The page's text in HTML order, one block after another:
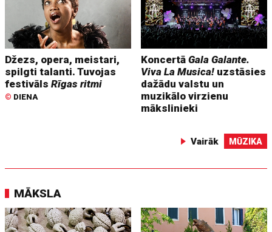
Džezs, opera, meistari,
spilgti talanti. Tuvojas
festivālsRīgas ritmi
© DIENA
KoncertāGala Galante.
Viva La Musica! uzstāsies
dažādu valstu un
muzikālo virzienu
mākslinieki
Vairāk MŪZIKA
MĀKSLA